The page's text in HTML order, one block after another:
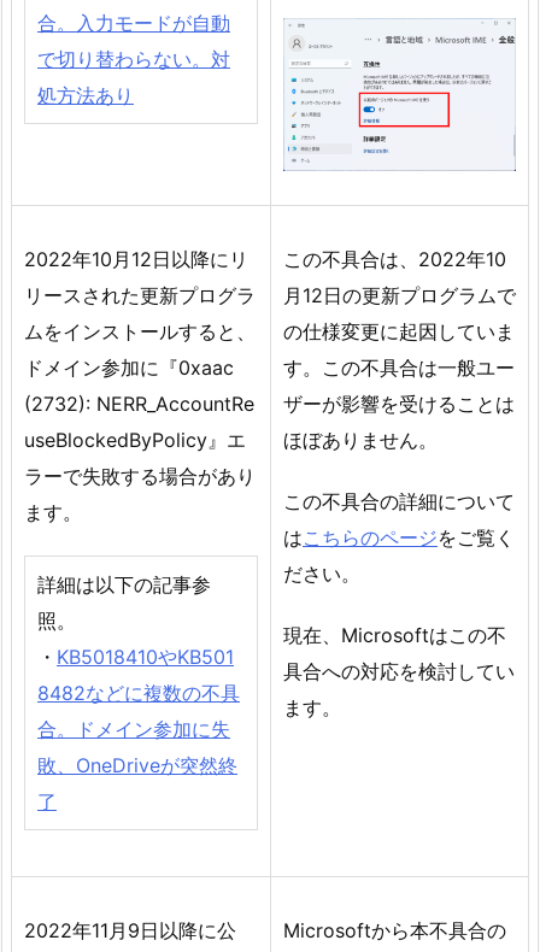
合。入力モードが自動
で切り替わらない。対
処方法あり
2022年10月12日以降にリ
リースされた更新プログラ
ムをインストールすると、
ドメイン参加に『0xaac
(2732): NERR_AccountRe
useBlockedByPolicy』エ
ラーで失敗する場合があり
ます。
詳細は以下の記事参
照。
・ KB5018410やKB501
8482などに複数の不具
合。ドメイン参加に失
敗、OneDriveが突然終
了
この不具合は、2022年10
月12日の更新プログラムで
の仕様変更に起因していま
す。この不具合は一般ユー
ザーが影響を受けることは
ほぼありません。
この不具合の詳細について
はこちらのページをご覧く
ださい。
現在、Microsoftはこの不
具合への対応を検討してい
ます。
2022年11月9日以降に公
Microsoftから本不具合の